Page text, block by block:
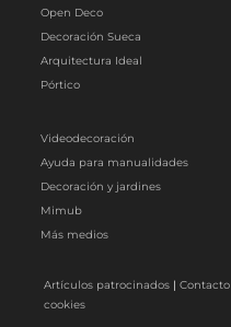
Open Deco
Decoración Sueca
Arquitectura Ideal
Pórtico
Videodecoración
Ayuda para manualidades
Decoración y jardines
Mimub
Más medios
Artículos patrocinados |Contacto
cookies